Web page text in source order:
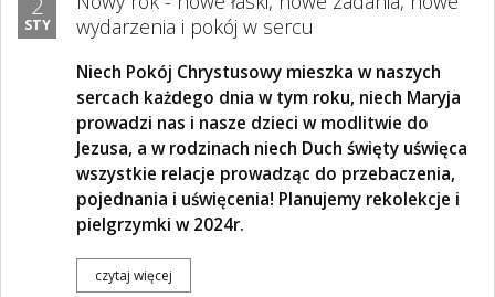
STY
wydarzenia i pokój w sercu
Niech Pokój Chrystusowy mieszka w naszych
sercach każdego dnia w tym roku, niech Maryja
prowadzi nas i nasze dzieci w modlitwie do
Jezusa, a w rodzinach niech Duch święty uświęca
wszystkie relacje prowadząc do przebaczenia,
pojednania i uświęcenia! Planujemy rekolekcje i
pielgrzymki w 2024r.
czytaj więcej